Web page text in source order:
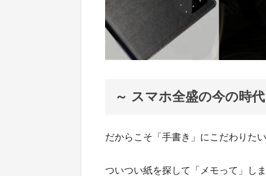
～ スマホ全盛の今の時
だからこそ「手書き」にこだわりた
ついつい紙を探して「メモって」し